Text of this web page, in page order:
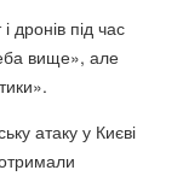
дронів під час
вище», але
атаку у Києві